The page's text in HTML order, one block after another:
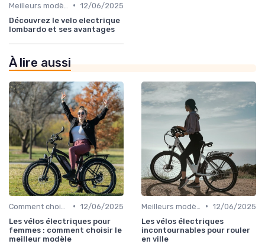
• 12/06/2025
Découvrez le velo electrique
lombardo et ses avantages
À lire aussi
• 12/06/2025
Les vélos électriques pour
femmes : comment choisir le
meilleur modèle
• 12/06/2025
Les vélos électriques
incontournables pour rouler
en ville